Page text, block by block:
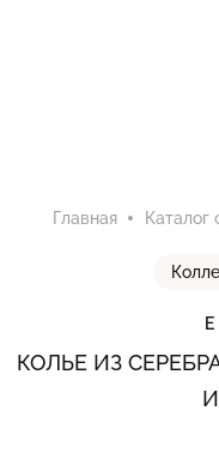
Главная
КОЛЬЕ ИЗ